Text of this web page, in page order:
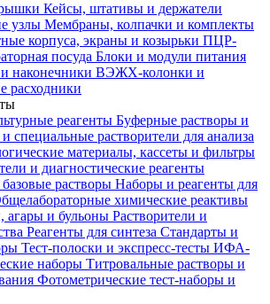
Кейсы, штативы и держатели
узлы Мембраны, колпачки и комплекты
корпуса, экраны и козырьки ПЦР-
посуда Блоки и модули питания
наконечники ВЭЖХ-колонки и
расходники
реагенты Буферные растворы и
специальные растворители для анализа
материалы, кассеты и фильтры
и диагностические реагенты
растворы Наборы и реагенты для
химические реактивы
агары и бульоны Растворители и
Реагенты для синтеза Стандарты и
Тест-полоски и экспресс-тесты ИФА-
наборы Титровальные растворы и
Фотометрические тест-наборы и